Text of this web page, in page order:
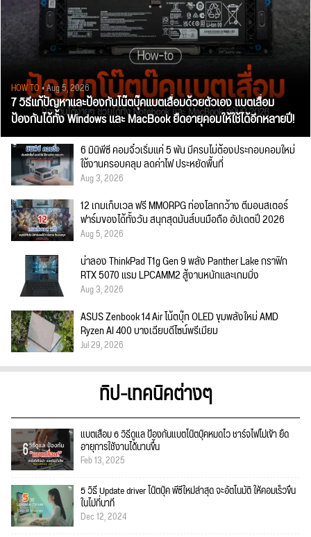
HOW TO• Aug 5, 2026
7 วิธีแก้ปัญหาและป้องกันโน๊ตบุ๊คแบตเสื่อมด้วยตัวเอง แบตเสื่อม
ป้องกันได้ทั้ง Windows และ MacBook ยืดอายุคอมให้ใช้ได้อีกหลายปี!
6 มินิพีซี คอมจิ๋วเริ่มแค่ 5 พัน มีครบไม่ต้องประกอบคอมใหม่
ใช้งานครอบคลุม ลดค่าไฟ ประหยัดพื้นที่
Aug 3, 2026
12 เกมเก็บเวล ฟรี MMORPG ท่องโลกกว้าง ตีมอนสเตอร์
ฟาร์มของได้ทั้งวัน สนุกสุดมันส์บนมือถือ อัปเดตปี 2026
Aug 5, 2026
น่าลอง ThinkPad T1g Gen 9 พลัง Panther Lake กราฟิก
RTX 5070 แรม LPCAMM2 สู้งานหนักและเกมมิ่ง
Aug 3, 2026
ASUS Zenbook 14 Air โน้ตบุ๊ก OLED ขุมพลังใหม่ AMD
Ryzen AI 400 บางเฉียบดีไซน์พรีเมียม
Jul 29, 2026
ทิป-เทคนิคต่างๆ
แบตเสื่อม 6 วิธีดูแล ป้องกันแบตโน๊ตบุ๊คหมดไว ชาร์จไฟไม่เข้า ยืด
อายุการใช้งานได้นานขึ้น
Feb 13, 2025
5 วิธี Update driver โน๊ตบุ๊ค พีซีใหม่ล่าสุด จะอัตโนมัติ ให้คอมเร็วขึ้น
ในไม่กี่นาที
Dec 12, 2024